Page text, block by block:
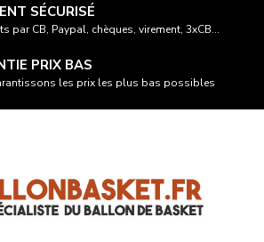
SÉCURISÉ
par CB, Paypal, chèques, virement, 3xCB...
PRIX BAS
les prix les plus bas possibles